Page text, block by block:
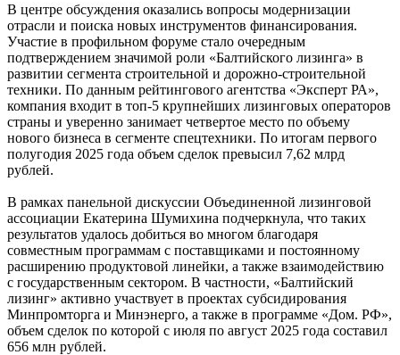
В центре обсуждения оказались вопросы модернизации
отрасли и поиска новых инструментов финансирования.
Участие в профильном форуме стало очередным
подтверждением значимой роли «Балтийского лизинга» в
развитии сегмента строительной и дорожно-строительной
техники. По данным рейтингового агентства «Эксперт РА»,
компания входит в топ-5 крупнейших лизинговых операторов
страны и уверенно занимает четвертое место по объему
нового бизнеса в сегменте спецтехники. По итогам первого
полугодия 2025 года объем сделок превысил 7,62 млрд
рублей.
В рамках панельной дискуссии Объединенной лизинговой
ассоциации Екатерина Шумихина подчеркнула, что таких
результатов удалось добиться во многом благодаря
совместным программам с поставщиками и постоянному
расширению продуктовой линейки, а также взаимодействию
с государственным сектором. В частности, «Балтийский
лизинг» активно участвует в проектах субсидирования
Минпромторга и Минэнерго, а также в программе «Дом. РФ»,
объем сделок по которой с июля по август 2025 года составил
656 млн рублей.